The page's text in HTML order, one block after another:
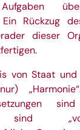
Ein Rückzug
dieser
von Staat